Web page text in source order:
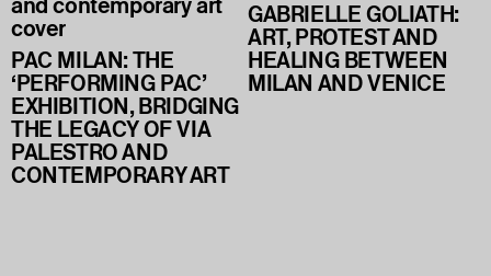
PAC MILAN: THE
‘PERFORMING PAC’
EXHIBITION, BRIDGING
THE LEGACY OF VIA
PALESTRO AND
CONTEMPORARY ART
GABRIELLE GOLIATH:
ART, PROTEST AND
HEALING BETWEEN
MILAN AND VENICE